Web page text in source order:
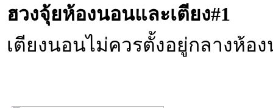
ฮวงจุ้ยห้องนอนและเตียง#1
เตียงนอนไม่ควรตั้งอยู่กลางห้อ